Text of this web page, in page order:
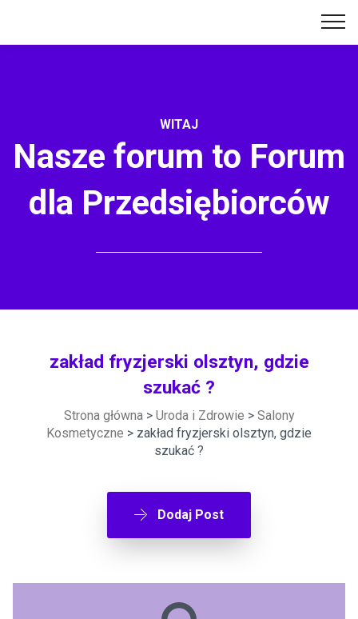
WITAJ
Nasze forum to Forum
dla Przedsiębiorców
zakład fryzjerski olsztyn, gdzie
szukać ?
Strona główna> Uroda i Zdrowie > Salony
Kosmetyczne > zakład fryzjerski olsztyn, gdzie
szukać ?
Dodaj Post